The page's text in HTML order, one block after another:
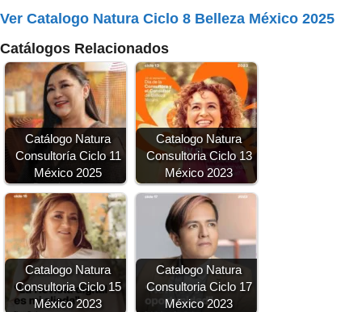
Ver Catalogo Natura Ciclo 8 Belleza México 2025
Catálogos Relacionados
Catálogo Natura
Consultoría Ciclo 11
México 2025
Catalogo Natura
Consultoria Ciclo 13
México 2023
Catalogo Natura
Consultoria Ciclo 15
México 2023
Catalogo Natura
Consultoria Ciclo 17
México 2023